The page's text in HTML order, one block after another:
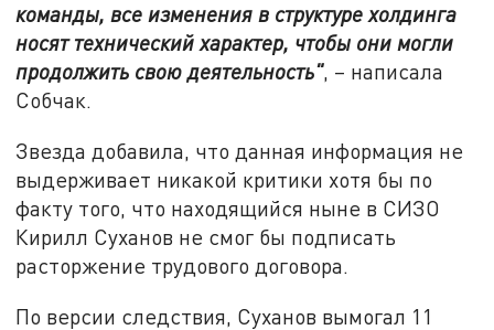
команды, все изменения в структуре холдинга
носят технический характер, чтобы они могли
продолжить свою деятельность", – написала
Собчак.
Звезда добавила, что данная информация не
выдерживает никакой критики хотя бы по
факту того, что находящийся ныне в СИЗО
Кирилл Суханов не смог бы подписать
расторжение трудового договора.
По версии следствия, Суханов вымогал 11